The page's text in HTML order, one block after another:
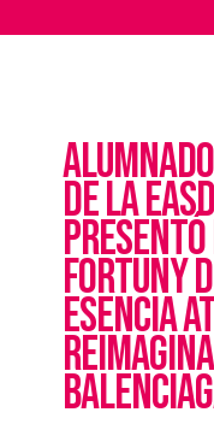
de la
presentó
Fortuny
Esencia